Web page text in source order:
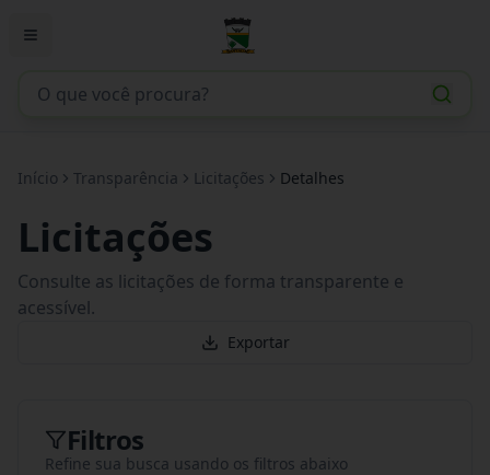
Início Transparência Licitações Detalhes
Licitações
Consulte as licitações de forma transparente e
acessível.
Exportar
Filtros
Refine sua busca usando os filtros abaixo